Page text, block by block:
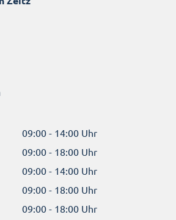
09:00 - 14:00 Uhr
09:00 - 18:00 Uhr
09:00 - 14:00 Uhr
09:00 - 18:00 Uhr
09:00 - 18:00 Uhr